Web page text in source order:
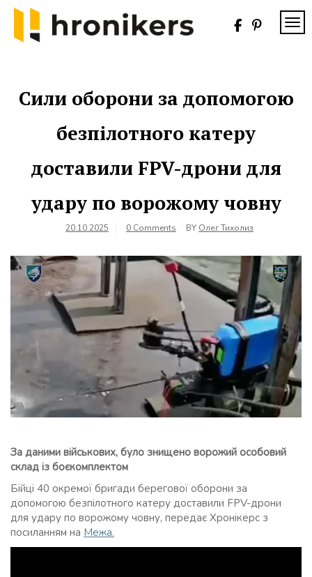
Skip
content
Сили оборони за допомогою
безпілотного катеру
доставили FPV-дрони для
удару по ворожому човну
20.10.2025 0 Comments BY Олег Тихолиз
За даними військових, було знищено ворожий особовий
склад із боєкомплектом
Бійці 40 окремої бригади берегової оборони за
допомогою безпілотного катеру доставили FPV-дрони
для удару по ворожому човну, передає Хронікерс з
посиланням на Межа.